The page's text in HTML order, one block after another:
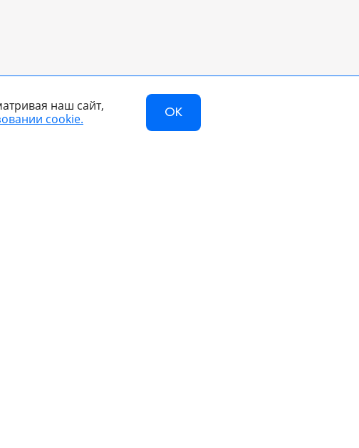
наш сайт,
cookie. OK